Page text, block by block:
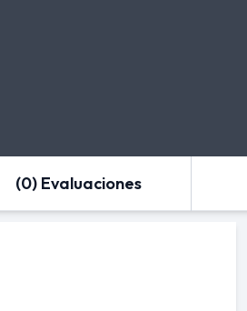
(0) Evaluaciones